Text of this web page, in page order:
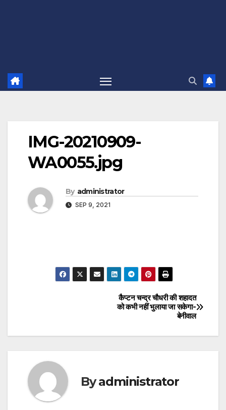
IMG-20210909-
WA0055.jpg
By administrator
SEP 9, 2021
कैप्टन चन्द्र चौधरी की शहादत
को कभी नहीं भुलाया जा सकेगा-
बेनीवाल
Byadministrator